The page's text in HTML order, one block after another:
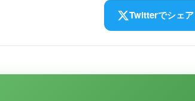
Twitterでシェア